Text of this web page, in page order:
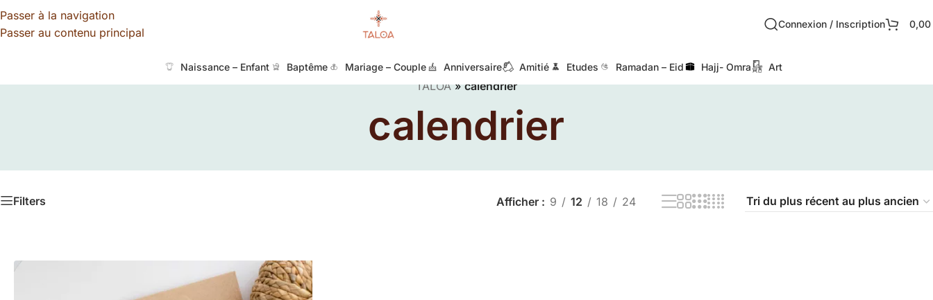
Passer à la navigation
Passer au contenu principal
Connexion / Inscription 0,00
Naissance – Enfant Baptême Mariage – Couple Anniversaire Amitié Etudes Ramadan – Eid Hajj- Omra Art
TALOA»calendrier
calendrier
Filters Afficher 9 12 18 24